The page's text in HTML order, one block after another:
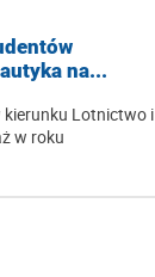
na...
Lotnictwo i
w roku